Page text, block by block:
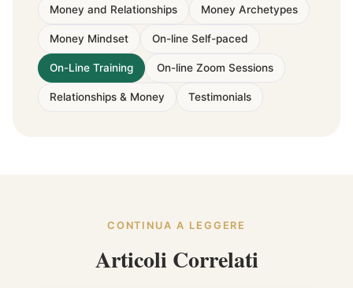
Money and Relationships Money Archetypes
Money Mindset On-line Self-paced
On-Line Training On-line Zoom Sessions
Relationships & Money Testimonials
CONTINUA A LEGGERE
Articoli Correlati